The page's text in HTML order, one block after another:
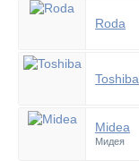
Roda
Toshiba
Midea
Мидея